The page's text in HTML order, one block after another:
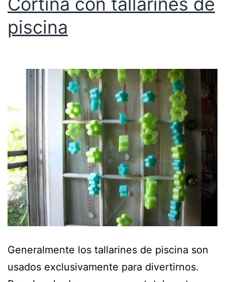
piscina
Generalmente los tallarines de piscina son
usados exclusivamente para divertirnos.